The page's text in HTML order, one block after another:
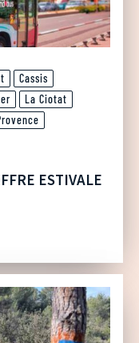
Cassis
La Ciotat
ESTIVALE